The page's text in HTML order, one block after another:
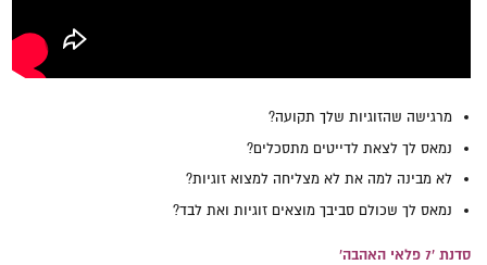
מרגישה שהזוגיות שלך תקועה?
נמאס לך לצאת לדייטים מתסכלים?
לא מבינה למה את לא מצליחה למצוא זוגיות?
נמאס לך שכולם סביבך מוצאים זוגיות ואת לבד?
סדנת '7 פלאי האהבה'